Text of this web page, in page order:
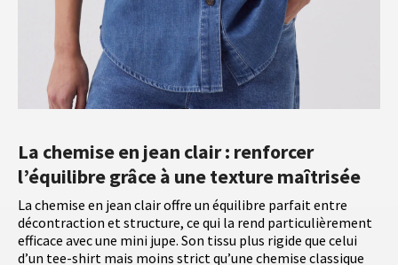
La chemise en jean clair : renforcer
l’équilibre grâce à une texture maîtrisée
La chemise en jean clair offre un équilibre parfait entre
décontraction et structure, ce qui la rend particulièrement
efficace avec une mini jupe. Son tissu plus rigide que celui
d’un tee-shirt mais moins strict qu’une chemise classique